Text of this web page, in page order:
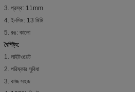
3. প্রস্থ: 11mm
4. ইনসিম: 13 মিমি
5. রঙ: কালো
বৈশিষ্ট্য:
1. লাইটওয়েট
2. পরিষ্কার সুবিধা
3. কাজ সহজ